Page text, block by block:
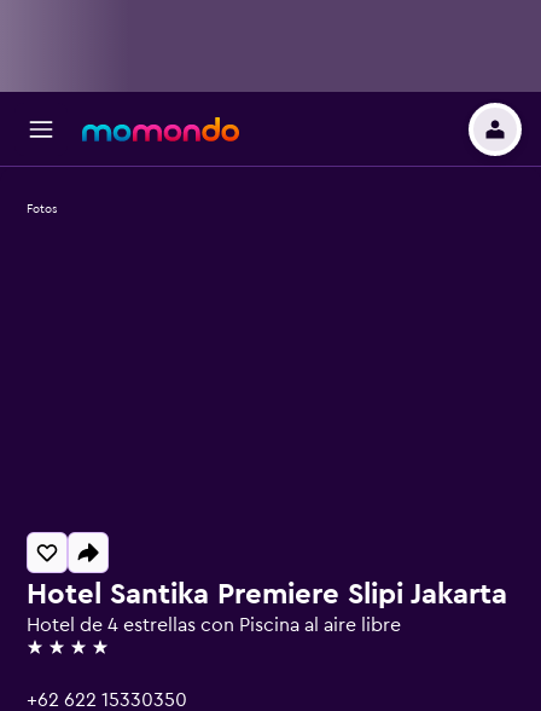
Hotel Santika Premiere Slipi Jakarta
Hotel de 4 estrellas con Piscina al aire libre
4 estrellas
+62 622 15330350
Fotos